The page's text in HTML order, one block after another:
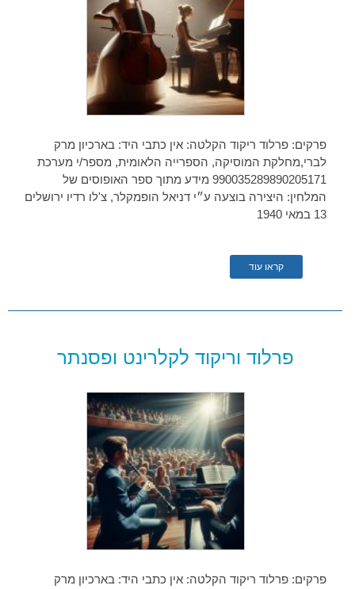
פרקים: פרלוד ריקוד הקלטה: אין כתבי היד: בארכיון מרק
לברי,מחלקת המוסיקה, הספרייה הלאומית, מספר/י מערכת
990035289890205171 מידע מתוך ספר האופוסים של
המלחין: היצירה בוצעה ע״י דניאל הופמקלר, צ'לו רדיו ירושלים
13 במאי 1940
קראו עוד
פרלוד וריקוד לקלרינט ופסנתר
פרקים: פרלוד ריקוד הקלטה: אין כתבי היד: בארכיון מרק